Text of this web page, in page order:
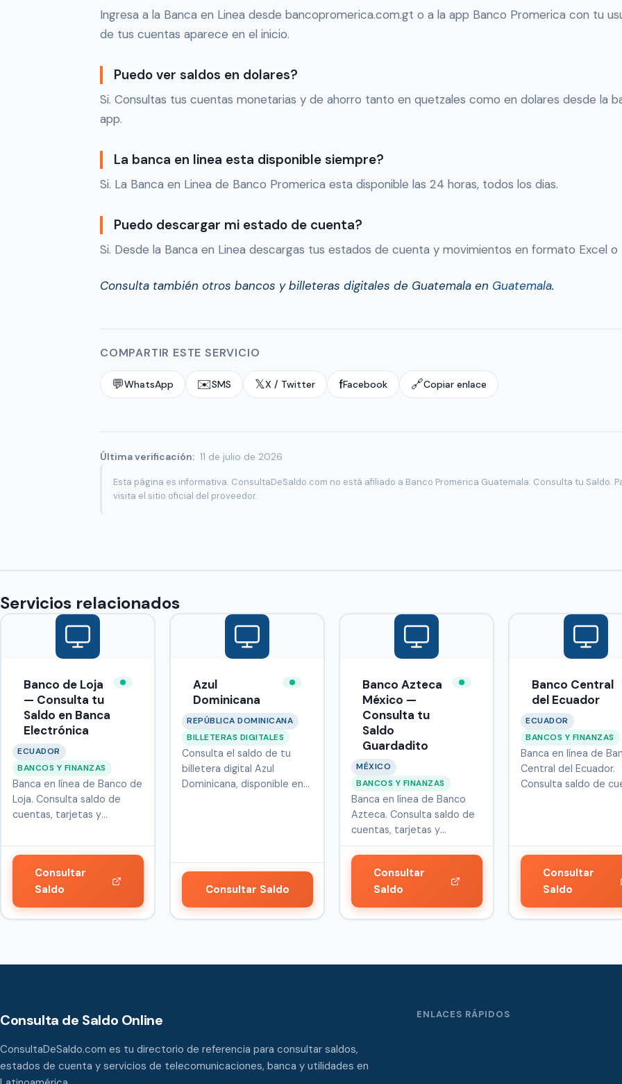
Ingresa a la Banca en Linea desde bancopromerica.com.gt o a la app Banco Promerica con tu
de tus cuentas aparece en el inicio.
Puedo ver saldos en dolares?
Si. Consultas tus cuentas monetarias y de ahorro tanto en quetzales como en dolares desde la
app.
La banca en linea esta disponible siempre?
Si. La Banca en Linea de Banco Promerica esta disponible las 24 horas, todos los dias.
Puedo descargar mi estado de cuenta?
Si. Desde la Banca en Linea descargas tus estados de cuenta y movimientos en formato Excel o
Consulta también otros bancos y billeteras digitales de Guatemala en Guatemala.
COMPARTIR ESTE SERVICIO
💬WhatsApp ✉️SMS 𝕏X / Twitter fFacebook 🔗Copiar enlace
Última verificación: 11 de julio de 2026
Esta página es informativa. ConsultaDeSaldo.com no está afiliado a Banco Promerica Guatemala: Consulta tu Saldo.
visita el sitio oficial del proveedor.
Servicios relacionados
Banco de Loja
— Consulta tu
Saldo en Banca
Electrónica
ECUADOR
BANCOS Y FINANZAS
Banca en línea de Banco de
Loja. Consulta saldo de
cuentas, tarjetas y
Consultar
Saldo
Azul
Dominicana
REPÚBLICA DOMINICANA
BILLETERAS DIGITALES
Consulta el saldo de tu
billetera digital Azul
Dominicana, disponible en
Consultar Saldo
Banco Azteca
México —
Consulta tu
Saldo
Guardadito
MÉXICO
BANCOS Y FINANZAS
Banca en línea de Banco
Azteca. Consulta saldo de
cuentas, tarjetas y
servicios…
Consultar
Saldo
Banco Central
del Ecuador
ECUADOR
BANCOS Y FINANZAS
Banca en línea de
Central del Ecuador.
Consulta saldo de
Consultar
Saldo
Consulta de Saldo Online
ConsultaDeSaldo.com es tu directorio de referencia para consultar saldos,
estados de cuenta y servicios de telecomunicaciones, banca y utilidades en
ENLACES RÁPIDOS